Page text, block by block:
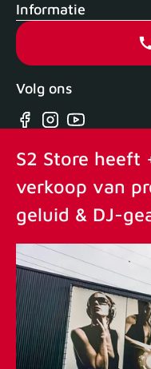
Informatie
Volg ons
Facebook
Instagram
YouTube
S2 Store heeft
verkoop van
geluid & DJ-